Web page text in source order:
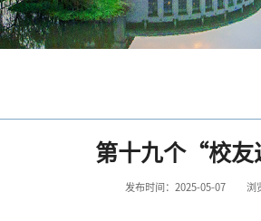
第十九个“校友
发布时间：2025-05-07 浏